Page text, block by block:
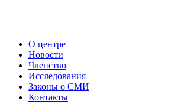
О центре
Новости
Членство
Исследования
Законы о СМИ
Контакты